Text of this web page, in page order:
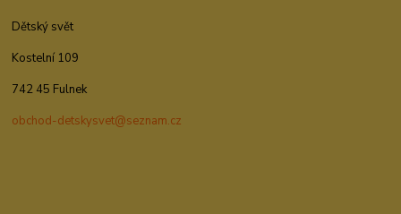
Dětský svět
Kostelní 109
742 45 Fulnek
obchod-detskysvet@seznam.cz